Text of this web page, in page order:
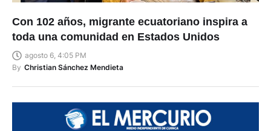
Con 102 años, migrante ecuatoriano inspira a
toda una comunidad en Estados Unidos
agosto 6, 4:05 PM
By Christian Sánchez Mendieta